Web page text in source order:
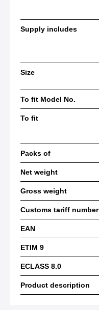
Supply includes
Size
To fit Model No.
To fit
Packs of
Net weight
Gross weight
Customs tariff number
EAN
ETIM 9
ECLASS 8.0
Product description